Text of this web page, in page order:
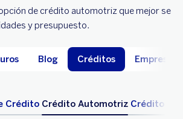
de crédito automotriz que mejor se
y presupuesto.
Blog Créditos
Crédito Crédito Automotriz Crédito
Empresas